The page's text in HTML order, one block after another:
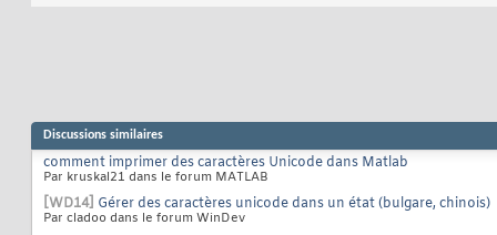
Discussions similaires
comment imprimer des caractères Unicode dans Matlab
Par kruskal21 dans le forum MATLAB
[WD14] Gérer des caractères unicode dans un état (bulgare, chinois)
Par cladoo dans le forum WinDev